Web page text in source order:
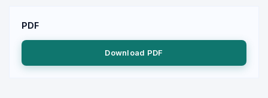
PDF
Download PDF